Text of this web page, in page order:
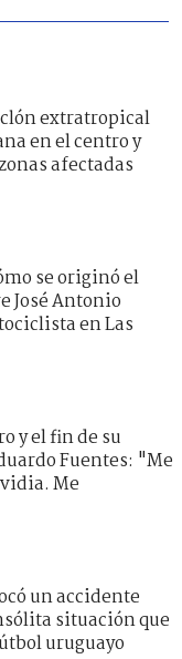
extratropical
en el centro y
afectadas
se originó el
José Antonio
en Las
y el fin de su
Fuentes: "Me
Me
un accidente
situación que
uruguayo